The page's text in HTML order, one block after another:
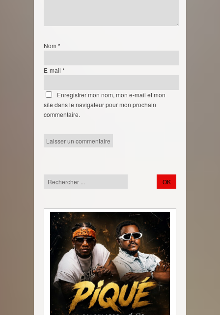
Nom *
E-mail *
Enregistrer mon nom, mon e-mail et mon
site dans le navigateur pour mon prochain
commentaire.